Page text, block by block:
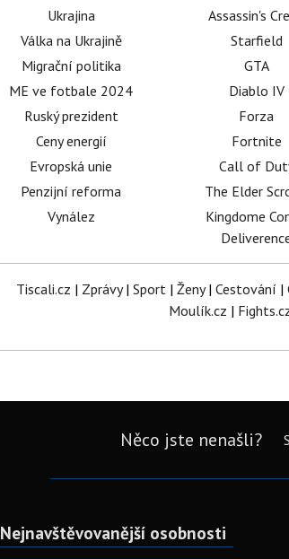
Ukrajina
Válka na Ukrajině
Migrační politika
ME ve fotbale 2024
Ruský prezident
Ceny energií
Evropská unie
Penzijní reforma
Vynález
Assassin's
Starfield
GTA
Diablo IV
Forza
Fortnite
Call of
The Elder
Kingdome
Tiscali.cz | Zprávy| Sport| Ženy| Cestování |
Moulík.cz |
Něco jste nenašli?
Nejnavštěvovanější osobnosti